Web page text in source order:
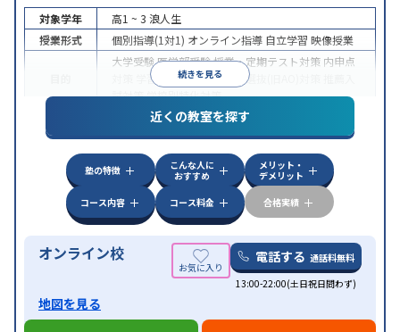
続きを見る
対象学年 高1 ~ 3 浪人生
授業形式
個別指導(1対1) オンライン指導 自立学習 映像授業
大学受験医学部受験授業・定期テスト対策 内申点
学習習慣の定着 総合型選抜(旧AO)対策
試対策学校別特化対策
特徴
中高一貫校生に対応授業の振替可能
学習にPC・タブレットを利用オンライン対応1
科目から受講可能
近くの教室を探す
塾の特徴
こんな人に
おすすめ
メリット・
デメリット
コース内容
コース料金 合格実績
オンライン校 電話する 通話料無料
13:00-22:00(土日祝日問わず)
地図を見る